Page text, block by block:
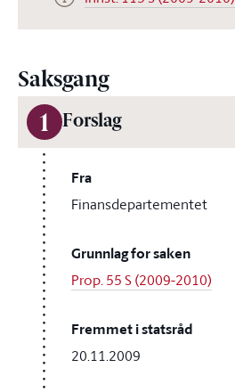
Saksgang
1 Forslag
Fra
Finansdepartementet
Grunnlag for saken
Prop. 55 S (2009-2010)
Fremmet i statsråd
20.11.2009